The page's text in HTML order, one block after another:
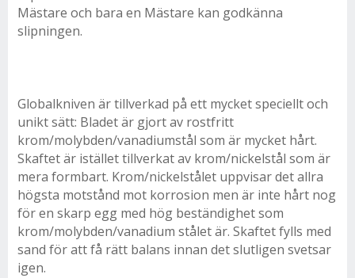
Mästare och bara en Mästare kan godkänna
slipningen.
Globalkniven är tillverkad på ett mycket speciellt och
unikt sätt: Bladet är gjort av rostfritt
krom/molybden/vanadiumstål som är mycket hårt.
Skaftet är istället tillverkat av krom/nickelstål som är
mera formbart. Krom/nickelstålet uppvisar det allra
högsta motstånd mot korrosion men är inte hårt nog
för en skarp egg med hög beständighet som
krom/molybden/vanadium stålet är. Skaftet fylls med
sand för att få rätt balans innan det slutligen svetsar
igen.